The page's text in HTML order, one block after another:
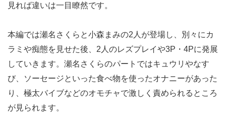
見れば違いは一目瞭然です。
本編では瀬名さくらと小森まみの2人が登場し、別々にカ
ラミや痴態を見せた後、2人のレズプレイや3P・4Pに発展
していきます。瀬名さくらのパートではキュウリやなす
び、ソーセージといった食べ物を使ったオナニーがあった
り、極太バイブなどのオモチャで激しく責められるところ
が見られます。